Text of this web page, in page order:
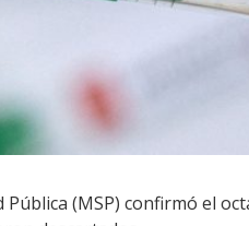
(MSP) confirmó el